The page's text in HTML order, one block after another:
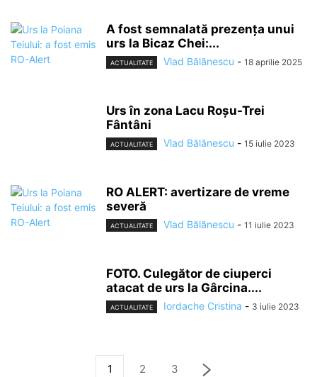
A fost semnalată prezența unui
urs la Bicaz Chei:...
ACTUALITATE Vlad Bălănescu - 18 aprilie 2025
Urs în zona Lacu Roșu-Trei
Fântâni
ACTUALITATE Vlad Bălănescu - 15 iulie 2023
RO ALERT: avertizare de vreme
severă
ACTUALITATE Vlad Bălănescu - 11 iulie 2023
FOTO. Culegător de ciuperci
atacat de urs la Gârcina....
ACTUALITATE Iordache Cristina - 3 iulie 2023
1 2 3